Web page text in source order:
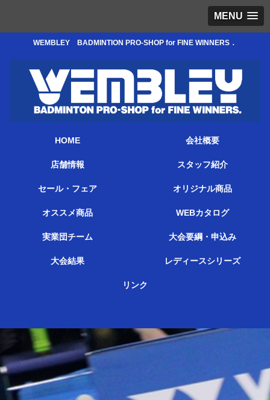
MENU
WEMBLEY BADMINTION PRO-SHOP for FINE WINNERS．
HOME 会社概要
店舗情報 スタッフ紹介
セール・フェア オリジナル商品
オススメ商品 WEBカタログ
実業団チーム 大会要綱・申込み
大会結果 レディースシリーズ
リンク